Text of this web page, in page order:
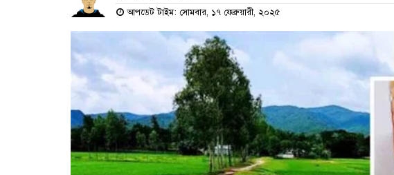
আপডেট টাইম: সোমবার, ১৭ ফেব্রুয়ারী, ২০২৫